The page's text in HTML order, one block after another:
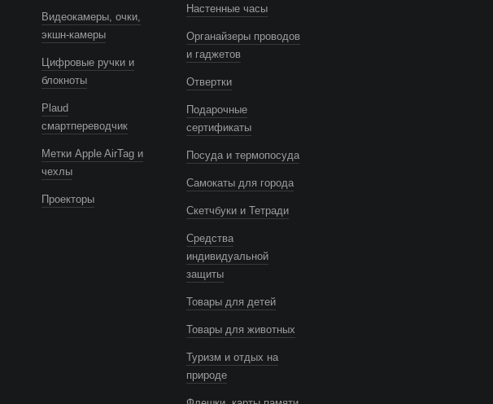
Видеокамеры, очки,
экшн-камеры
Цифровые ручки и
блокноты
Plaud
смартпереводчик
Метки Apple AirTag и
чехлы
Проекторы
Настенные часы
Органайзеры проводов
и гаджетов
Отвертки
Подарочные
сертификаты
Посуда и термопосуда
Самокаты для города
Скетчбуки и Тетради
Средства
индивидуальной
защиты
Товары для детей
Товары для животных
Туризм и отдых на
природе